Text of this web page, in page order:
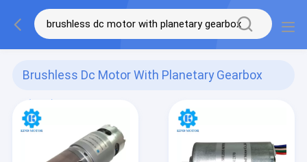
Brushless Dc Motor With Planetary Gearbox
(116)